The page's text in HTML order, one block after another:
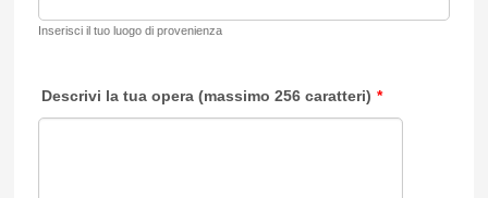
Inserisci il tuo luogo di provenienza
Descrivi la tua opera (massimo 256 caratteri) *